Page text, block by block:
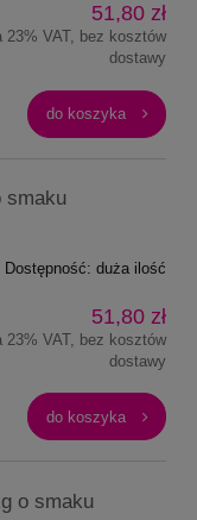
51,80 zł
23% VAT, bez kosztów
dostawy
do koszyka
smaku
Dostępność: duża ilość
51,80 zł
23% VAT, bez kosztów
dostawy
do koszyka
o smaku